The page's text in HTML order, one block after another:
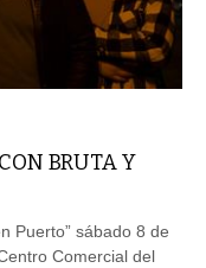
BRUTA Y
Puerto” sábado 8 de
Comercial del